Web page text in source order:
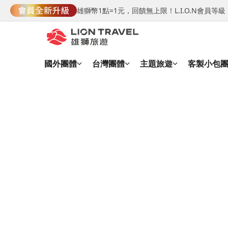
雄獅幣1點=1元，回饋無上限！L.I.O.N會員等
國外團體 台灣團體 主題旅遊 客製小包團